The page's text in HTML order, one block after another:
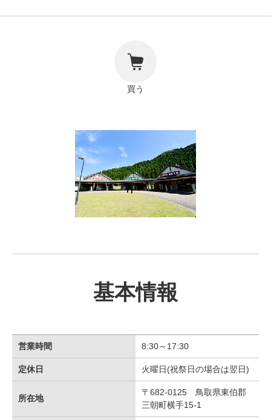
買う
基本情報
営業時間 8:30～17:30
定休日 火曜日(祝祭日の場合は翌日)
所在地
〒682-0125 鳥取県東伯郡
三朝町横手15-1